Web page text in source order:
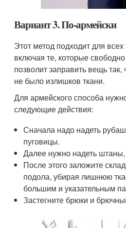
Вариант 3. По-армейски
Этот метод подходит для
включая те, которые
позволит заправить вещь
не было излишков ткани.
Для армейского способа
следующие действия:
Сначала надо надеть
пуговицы.
Далее нужно надеть штаны,
После этого заложите
подола, убирая лишнюю
большим и указательным
Застегните брюки и